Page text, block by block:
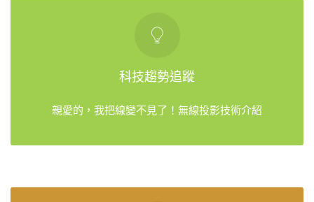
科技趨勢追蹤
親愛的，我把線變不見了！無線投影技術介紹
親愛的，我把線變不見了！無線投影技術介紹
Read More